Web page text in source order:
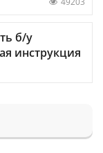
б/у
инструкция